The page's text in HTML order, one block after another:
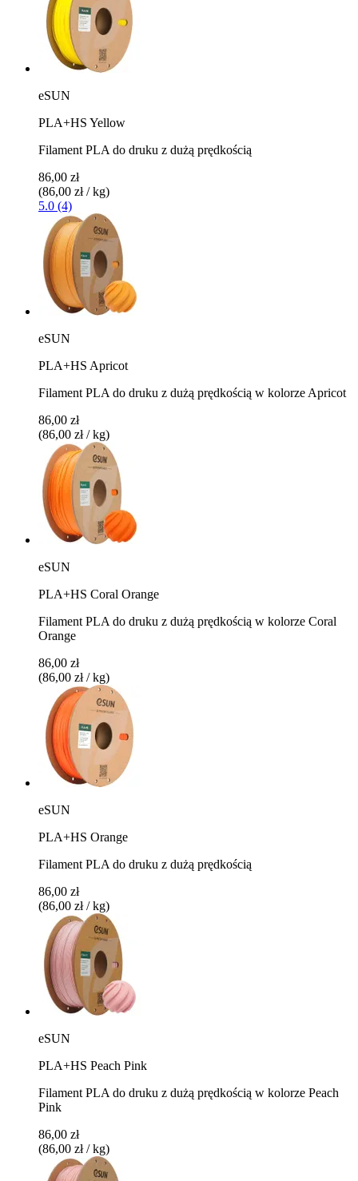
eSUN
PLA+HS Yellow
Filament PLA do druku z dużą prędkością
86,00 zł
(86,00 zł / kg)
5.0 (4)
eSUN
PLA+HS Apricot
Filament PLA do druku z dużą prędkością w kolorze Apricot
86,00 zł
(86,00 zł / kg)
eSUN
PLA+HS Coral Orange
Filament PLA do druku z dużą prędkością w kolorze Coral
Orange
86,00 zł
(86,00 zł / kg)
eSUN
PLA+HS Orange
Filament PLA do druku z dużą prędkością
86,00 zł
(86,00 zł / kg)
eSUN
PLA+HS Peach Pink
Filament PLA do druku z dużą prędkością w kolorze Peach
Pink
86,00 zł
(86,00 zł / kg)